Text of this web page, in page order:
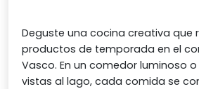
Deguste una cocina creativa que
productos de temporada en el
Vasco. En un comedor luminoso
vistas al lago, cada comida se